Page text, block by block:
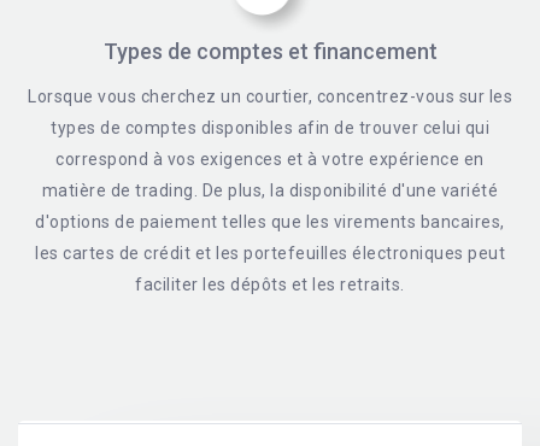
Types de comptes et financement
Lorsque vous cherchez un courtier, concentrez-vous sur les
types de comptes disponibles afin de trouver celui qui
correspond à vos exigences et à votre expérience en
matière de trading. De plus, la disponibilité d'une variété
d'options de paiement telles que les virements bancaires,
les cartes de crédit et les portefeuilles électroniques peut
faciliter les dépôts et les retraits.